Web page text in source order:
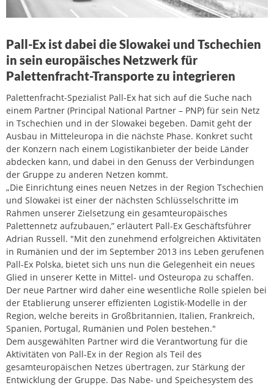
Pall-Ex ist dabei die Slowakei und Tschechien
in sein europäisches Netzwerk für
Palettenfracht-Transporte zu integrieren
Palettenfracht-Spezialist Pall-Ex hat sich auf die Suche nach
einem Partner (Principal National Partner – PNP) für sein Netz
in Tschechien und in der Slowakei begeben. Damit geht der
Ausbau in Mitteleuropa in die nächste Phase. Konkret sucht
der Konzern nach einem Logistikanbieter der beide Länder
abdecken kann, und dabei in den Genuss der Verbindungen
der Gruppe zu anderen Netzen kommt.
„Die Einrichtung eines neuen Netzes in der Region Tschechien
und Slowakei ist einer der nächsten Schlüsselschritte im
Rahmen unserer Zielsetzung ein gesamteuropäisches
Palettennetz aufzubauen,” erläutert Pall-Ex Geschäftsführer
Adrian Russell. "Mit den zunehmend erfolgreichen Aktivitäten
in Rumänien und der im September 2013 ins Leben gerufenen
Pall-Ex Polska, bietet sich uns nun die Gelegenheit ein neues
Glied in unserer Kette in Mittel- und Osteuropa zu schaffen.
Der neue Partner wird daher eine wesentliche Rolle spielen bei
der Etablierung unserer effizienten Logistik-Modelle in der
Region, welche bereits in Großbritannien, Italien, Frankreich,
Spanien, Portugal, Rumänien und Polen bestehen."
Dem ausgewählten Partner wird die Verantwortung für die
Aktivitäten von Pall-Ex in der Region als Teil des
gesamteuropäischen Netzes übertragen, zur Stärkung der
Entwicklung der Gruppe. Das Nabe- und Speichesystem des